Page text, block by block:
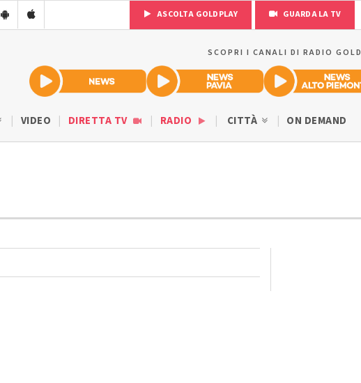
ASCOLTA GOLDPLAY GUARDA LA TV
SCOPRI I CANALI DI RADIO GOLD
VIDEO DIRETTA TV RADIO CITTÀ ON DEMAND